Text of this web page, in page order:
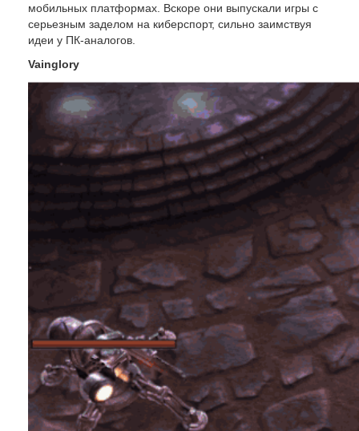
мобильных платформах. Вскоре они выпускали игры с
серьезным заделом на киберспорт, сильно заимствуя
идеи у ПК-аналогов.
Vainglory